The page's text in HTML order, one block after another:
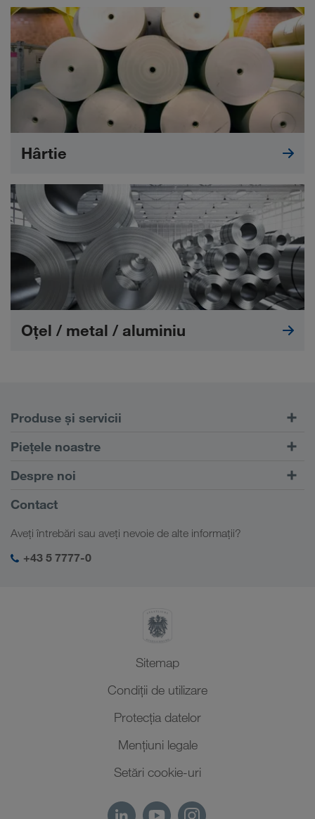
Hârtie
Oțel / metal / aluminiu
Produse și servicii
Transport rutier
Portalul pentru clienți CONNECT
Soluții digitale
Soluții în funcție de domeniul de activitate
Piețele noastre
Europa
Caucaz
Asia Centrală
Orientul Mijlociu
Despre noi
Informații despre firma noastră
Responsabilitate socială
Management SHEQ
Contact
Aveți întrebări sau aveți nevoie de alte informații?
+43 5 7777-0
Sitemap
Condiții de utilizare
Protecţia datelor
Mențiuni legale
Setări cookie-uri